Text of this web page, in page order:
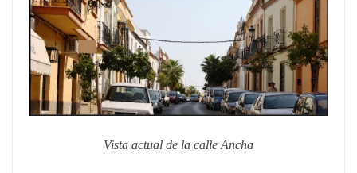
Vista actual de la calle Ancha